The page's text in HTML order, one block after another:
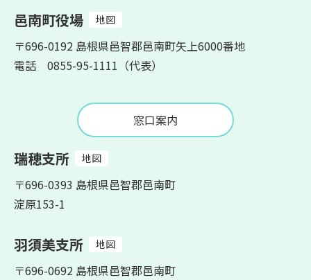
邑南町役場 地図
〒696-0192 島根県邑智郡邑南町矢上6000番地
電話 0855-95-1111（代表）
窓口案内
瑞穂支所 地図
〒696-0393 島根県邑智郡邑南町
淀原153-1
羽須美支所 地図
〒696-0692 島根県邑智郡邑南町